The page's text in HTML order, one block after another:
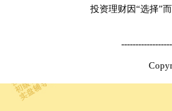
投资理财因“选择”